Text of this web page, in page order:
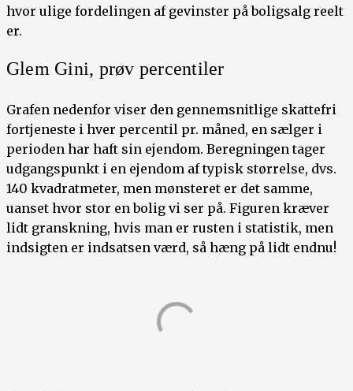
hvor ulige fordelingen af gevinster på boligsalg reelt
er.
Glem Gini, prøv percentiler
Grafen nedenfor viser den gennemsnitlige skattefri
fortjeneste i hver percentil pr. måned, en sælger i
perioden har haft sin ejendom. Beregningen tager
udgangspunkt i en ejendom af typisk størrelse, dvs.
140 kvadratmeter, men mønsteret er det samme,
uanset hvor stor en bolig vi ser på. Figuren kræver
lidt granskning, hvis man er rusten i statistik, men
indsigten er indsatsen værd, så hæng på lidt endnu!